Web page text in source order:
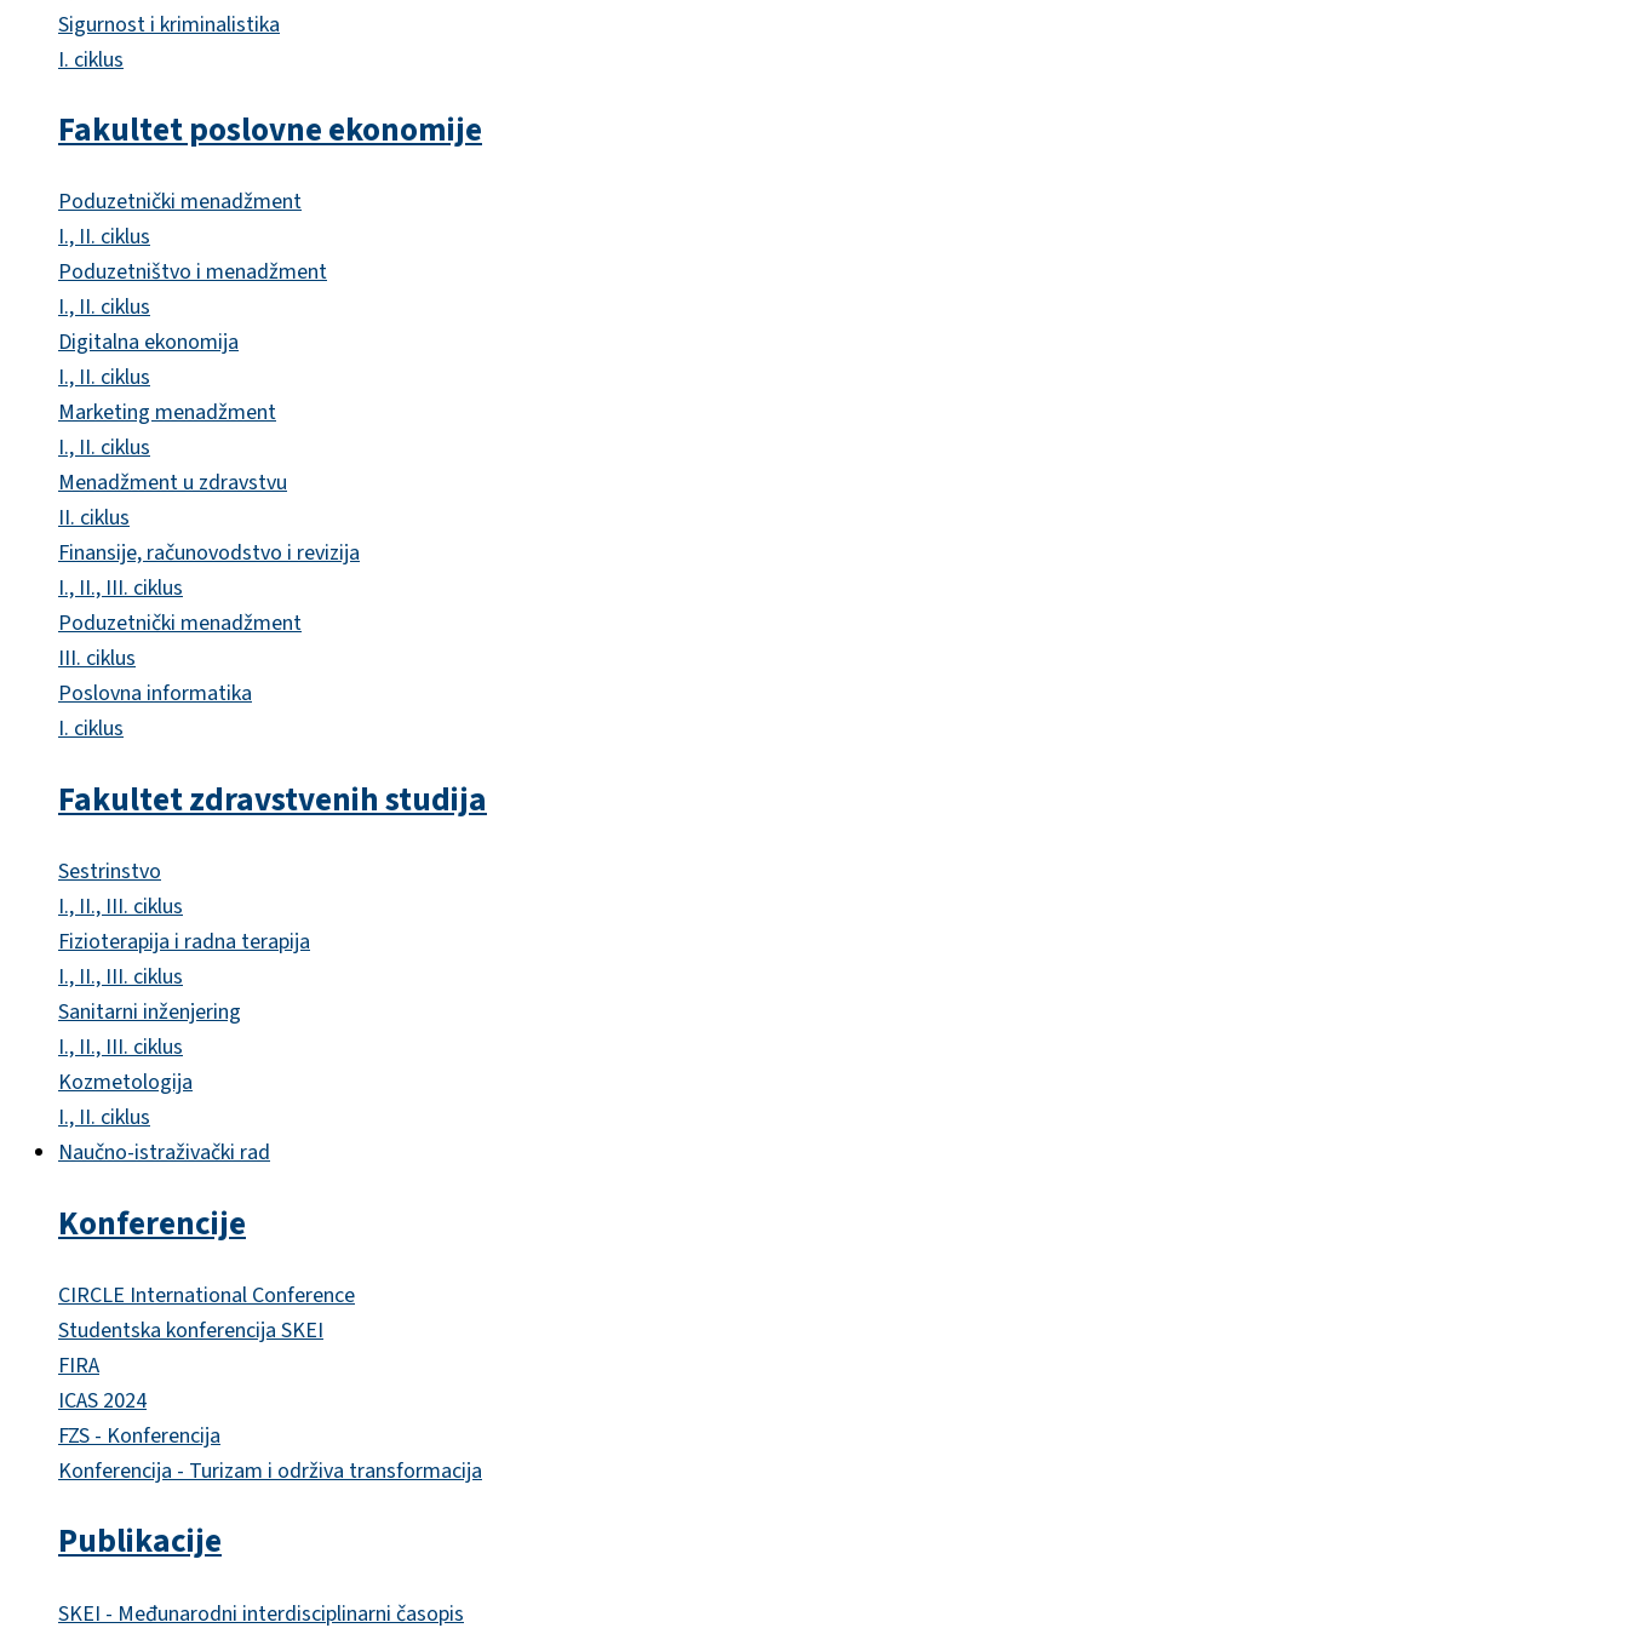
Sigurnost i kriminalistika
I. ciklus
Fakultet poslovne ekonomije
Poduzetnički menadžment
I., II. ciklus
Poduzetništvo i menadžment
I., II. ciklus
Digitalna ekonomija
I., II. ciklus
Marketing menadžment
I., II. ciklus
Menadžment u zdravstvu
II. ciklus
Finansije, računovodstvo i revizija
I., II., III. ciklus
Poduzetnički menadžment
III. ciklus
Poslovna informatika
I. ciklus
Fakultet zdravstvenih studija
Sestrinstvo
I., II., III. ciklus
Fizioterapija i radna terapija
I., II., III. ciklus
Sanitarni inženjering
I., II., III. ciklus
Kozmetologija
I., II. ciklus
Naučno-istraživački rad
Konferencije
CIRCLE International Conference
Studentska konferencija SKEI
FIRA
ICAS 2024
FZS - Konferencija
Konferencija - Turizam i održiva transformacija
Publikacije
SKEI - Međunarodni interdisciplinarni časopis